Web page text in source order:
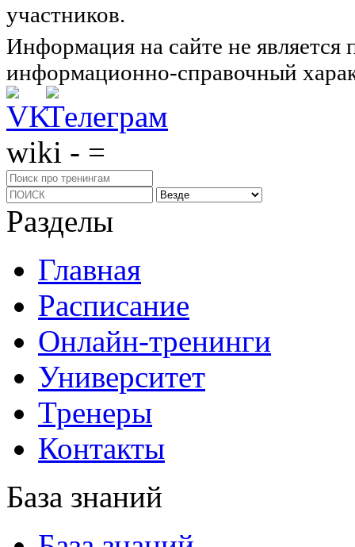
участников.
Информация на сайте не
информационно-справочный
wiki - =
Разделы
Главная
Расписание
Онлайн-тренинги
Университет
Тренеры
Контакты
База знаний